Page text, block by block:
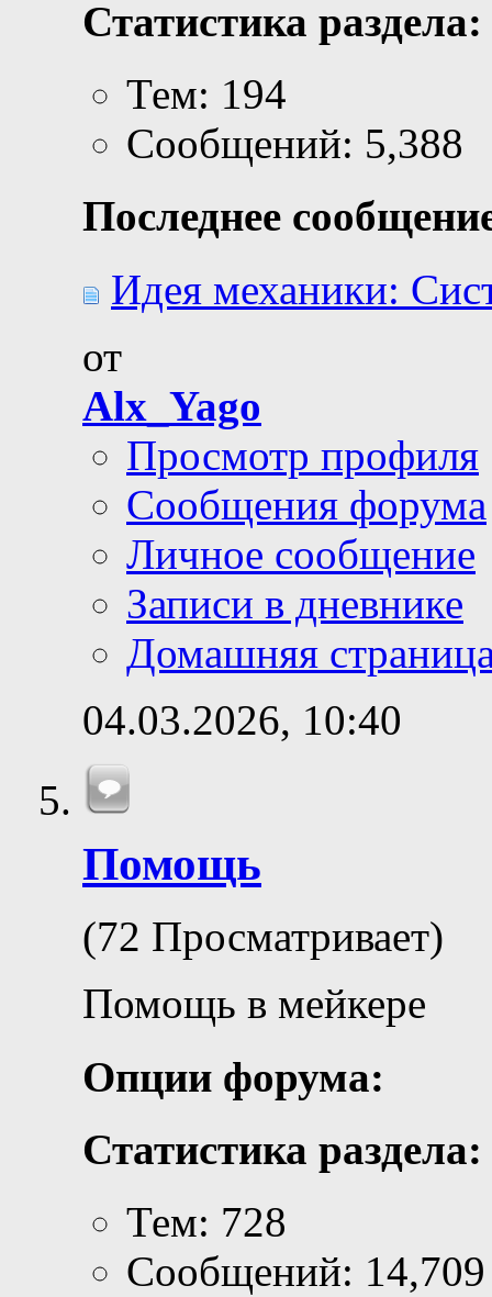
Статистика раздела:
Тем: 194
Сообщений: 5,388
Последнее
Идея механики:
от
Alx_Yago
Просмотр профиля
Сообщения форума
Личное сообщение
Записи в дневнике
Домашняя
04.03.2026, 10:40
Помощь
(72 Просматривает)
Помощь в мейкере
Опции форума:
Статистика раздела:
Тем: 728
Сообщений: 14,709